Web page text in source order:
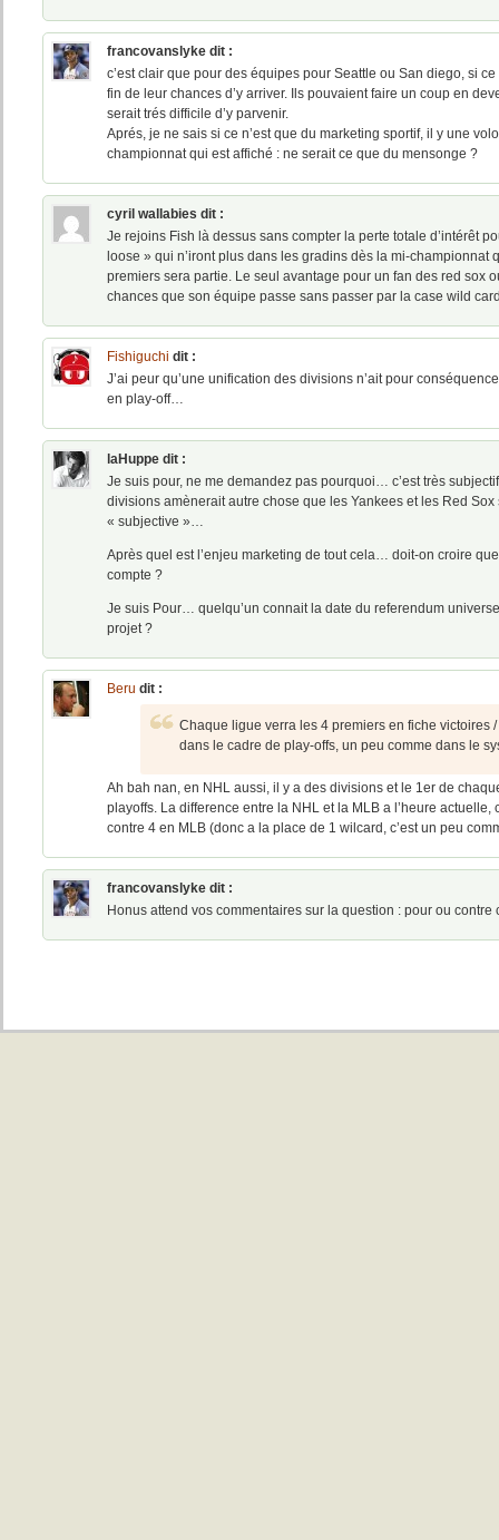
francovanslyke dit :
c’est clair que pour des équipes pour Seattle ou San diego, si
fin de leur chances d’y arriver. Ils pouvaient faire un coup en
serait trés difficile d’y parvenir.
Aprés, je ne sais si ce n’est que du marketing sportif, il y une
championnat qui est affiché : ne serait ce que du mensonge ?
cyril wallabies dit :
Je rejoins Fish là dessus sans compter la perte totale d’intérêt
loose » qui n’iront plus dans les gradins dès la mi-championnat
premiers sera partie. Le seul avantage pour un fan des red sox
chances que son équipe passe sans passer par la case wild
Fishiguchi dit :
J’ai peur qu’une unification des divisions n’ait pour
en play-off…
laHuppe dit :
Je suis pour, ne me demandez pas pourquoi… c’est très
divisions amènerait autre chose que les Yankees et les Red
« subjective »…
Après quel est l’enjeu marketing de tout cela… doit-on croire
compte ?
Je suis Pour… quelqu’un connait la date du referendum
projet ?
Beru dit :
Chaque ligue verra les 4 premiers en fiche victoires
dans le cadre de play-offs, un peu comme dans le
Ah bah nan, en NHL aussi, il y a des divisions et le 1er de
playoffs. La difference entre la NHL et la MLB a l’heure actuelle,
contre 4 en MLB (donc a la place de 1 wilcard, c’est un peu
francovanslyke dit :
Honus attend vos commentaires sur la question : pour ou contre